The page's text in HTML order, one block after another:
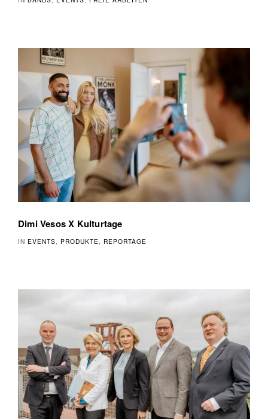
Dimi Vesos X Kulturtage
IN EVENTS, PRODUKTE, REPORTAGE